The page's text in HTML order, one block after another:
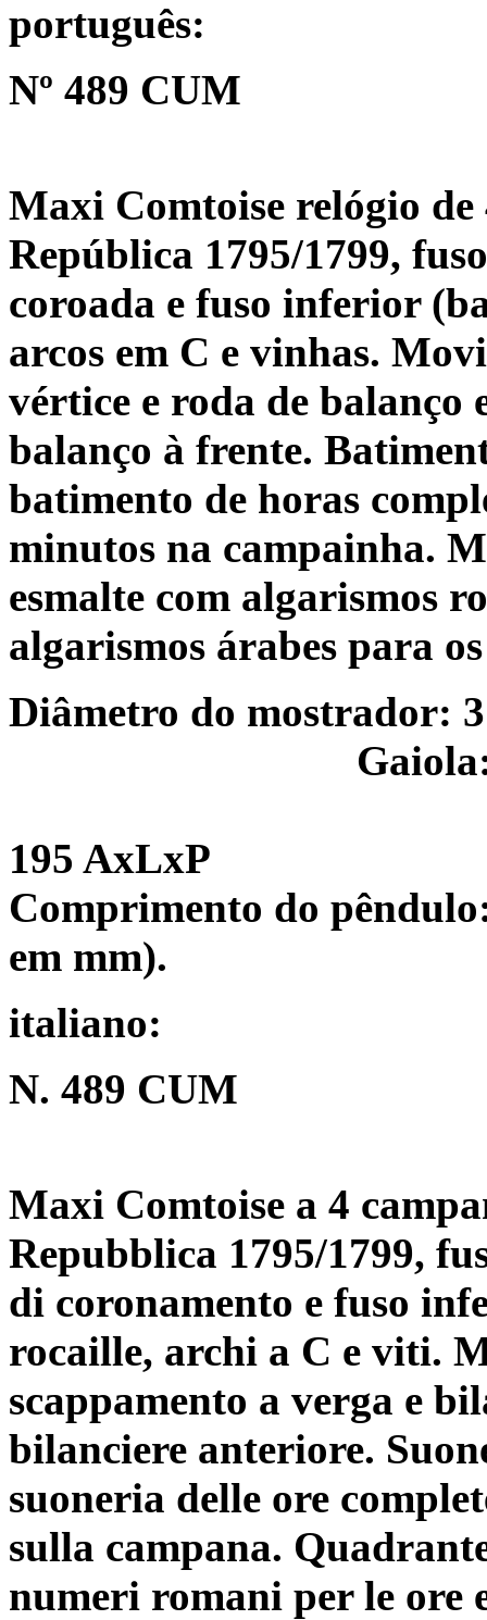
português:
Nº 489 CUM
Maxi Comtoise relógio de
República 1795/1799,
coroada e fuso inferior
arcos em C e vinhas.
vértice e roda de balanço
balanço à frente.
batimento de horas
minutos na campainha.
esmalte com algarismos
algarismos árabes para
Diâmetro do mostrador:
195 AxLxP
Comprimento do
em mm).
italiano:
N. 489 CUM
Maxi Comtoise a 4
Repubblica 1795/1799,
di coronamento e fuso
rocaille, archi a C e viti.
scappamento a verga e
bilanciere anteriore.
suoneria delle ore
sulla campana.
numeri romani per le